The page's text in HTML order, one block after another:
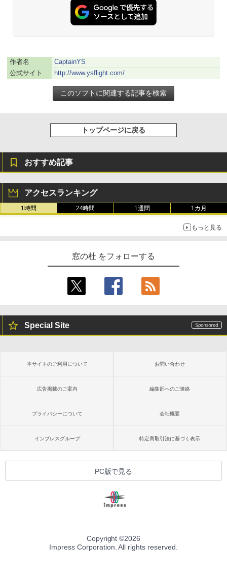
Robloxギフトカード - 1000 Robux 【限
定バーチャルアイテムを含む】 【オンラ
￥1,600
Robloxギフトカード - 2,000 Robux 【限
定バーチャルアイテムを含む】 【オンラ
￥3,200
4(最新 永続版)|オンラインコード版|Wind
￥39,582
Windows版 | Minecraft (マインクラフ
￥3,600
1冊ですべて身につくHTML & CSSとWe
bデザイン入門講座［第2版］
ClaudeCode いちばんやさしい 教科書:
非エンジニア 初心者 素人 でも安心 使い
方 マニュアル AI副業にもコンテンツ作成
にもKindle出版にも！ 非エンジニアのた
めのAIコーディング入門シリーズ
￥99
AIイラスト表現辞典: 思い通りの絵を引き
FM TOWNS ハイパー・カタログ: 本体ハ
ードウェア・市販ソフトウェアのパーフ
ェクトリストと最新エミュレータ紹介
￥1,600
Kindle Paperwhite シグニチャーエディ
ブラック
￥27,980
週間持続バッテリー、広告なし、ブラッ
ク
ージ、防水、7インチカラーディスプレ
イ、色調調節ライト、最大8週間持続バッ
テリー、広告無し、ブラック (2025年発
売)
New Amazon Kindle Scribe Colorsoft |
レージ、ノート機能搭載、明るさ自動調
整、色調調節ライト、プレミアムペン付
き、グラファイト
￥115,980
作者名
CaptainYS
公式サイト
http://www.ysflight.com/
トップページに戻る
おすすめ記事
アクセスランキング
1時間 24時間 1週間 1カ月
もっと見る
窓の杜 をフォローする
Special Site
本サイトのご利用について お問い合わせ
広告掲載のご案内 編集部へのご連絡
プライバシーについて 会社概要
インプレスグループ 特定商取引法に基づく表示
PC版で見る
Copyright ©2026
Impress Corporation. All rights reserved.